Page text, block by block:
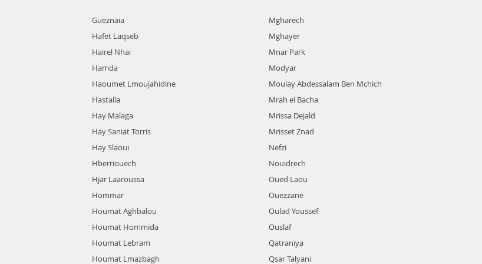
Gueznaia
Hafet Laqseb
Hairel Nhai
Hamda
Haoumet Lmoujahidine
Hastalla
Hay Malaga
Hay Saniat Torris
Hay Slaoui
Hberriouech
Hjar Laaroussa
Hommar
Houmat Aghbalou
Houmat Hommida
Houmat Lebram
Houmat Lmazbagh
Mgharech
Mghayer
Mnar Park
Modyar
Moulay Abdessalam Ben Mchich
Mrah el Bacha
Mrissa Dejald
Mrisset Znad
Nefzi
Nouidrech
Oued Laou
Ouezzane
Oulad Youssef
Ouslaf
Qatraniya
Qsar Talyani